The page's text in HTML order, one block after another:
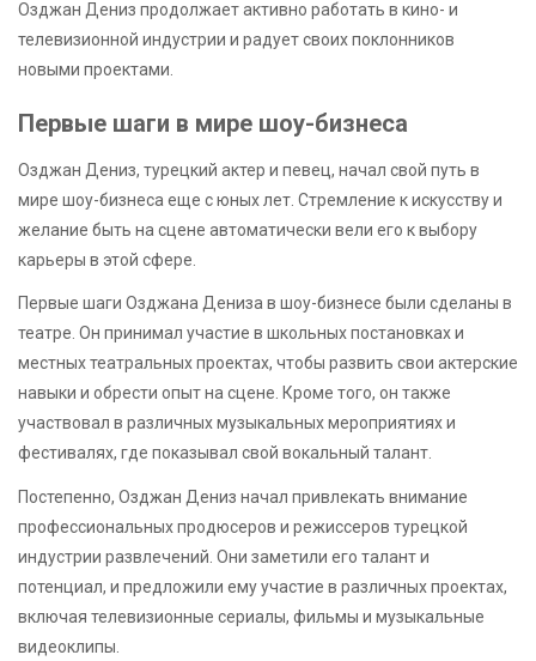
Озджан Дениз продолжает активно работать в кино- и
телевизионной индустрии и радует своих поклонников
новыми проектами.
Первые шаги в мире шоу-бизнеса
Озджан Дениз, турецкий актер и певец, начал свой путь в
мире шоу-бизнеса еще с юных лет. Стремление к искусству и
желание быть на сцене автоматически вели его к выбору
карьеры в этой сфере.
Первые шаги Озджана Дениза в шоу-бизнесе были сделаны в
театре. Он принимал участие в школьных постановках и
местных театральных проектах, чтобы развить свои актерские
навыки и обрести опыт на сцене. Кроме того, он также
участвовал в различных музыкальных мероприятиях и
фестивалях, где показывал свой вокальный талант.
Постепенно, Озджан Дениз начал привлекать внимание
профессиональных продюсеров и режиссеров турецкой
индустрии развлечений. Они заметили его талант и
потенциал, и предложили ему участие в различных проектах,
включая телевизионные сериалы, фильмы и музыкальные
видеоклипы.